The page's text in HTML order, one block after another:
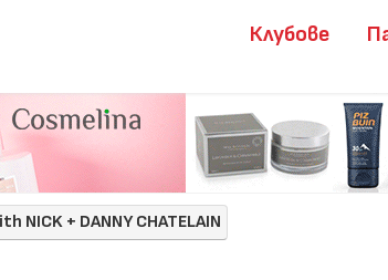
Клубове
NICK + DANNY CHATELAIN